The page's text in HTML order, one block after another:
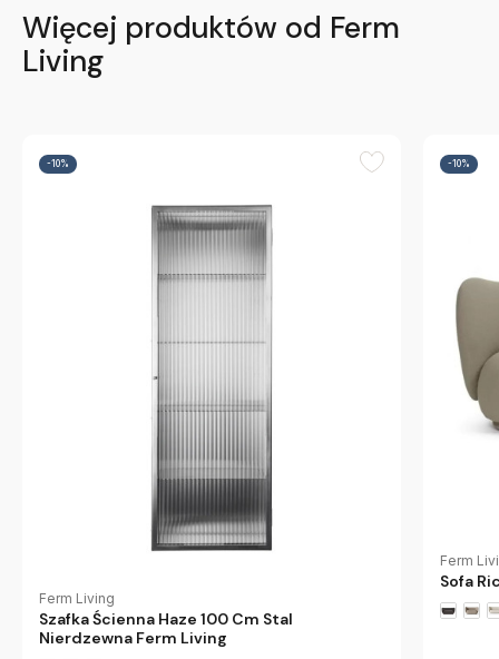
Więcej produktów od Ferm
Living
-10%
Ferm Living
Szafka Ścienna Haze 100 Cm Stal
Nierdzewna Ferm Living
-10%
Ferm
Sofa